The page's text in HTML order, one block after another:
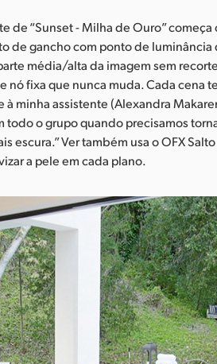
de “Sunset - Milha de Ouro” começa
de gancho com ponto de
média/alta da imagem sem
nó fixa que nunca muda. Cada cena
à minha assistente (Alexandra
todo o grupo quando precisamos
escura.” Ver também usa o OFX
a pele em cada plano.